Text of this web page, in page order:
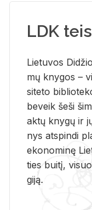
LDK
Lie­tu­vos
mų kny­gos –
si­te­to
be­veik šeši
aktų kny­gų ir
nys at­spin­di
eko­no­mi­nę
ties bui­tį,
gi­ją.